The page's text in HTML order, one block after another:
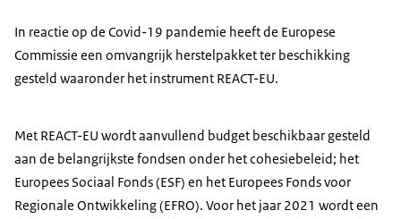
In reactie op de Covid-19 pandemie heeft de Europese
Commissie een omvangrijk herstelpakket ter beschikking
gesteld waaronder het instrument REACT-EU.
Met REACT-EU wordt aanvullend budget beschikbaar gesteld
aan de belangrijkste fondsen onder het cohesiebeleid; het
Europees Sociaal Fonds (ESF) en het Europees Fonds voor
Regionale Ontwikkeling (EFRO). Voor het jaar 2021 wordt een